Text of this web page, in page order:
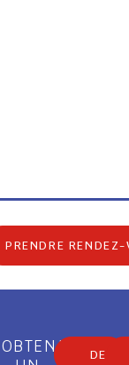
PRENDRE RENDEZ-
OBTENIR